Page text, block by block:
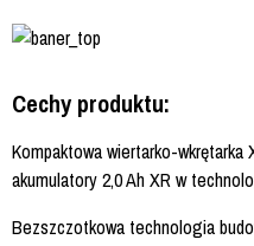
Cechy produktu:
Kompaktowa wiertarko-wkrętarka
akumulatory 2,0 Ah XR w
Bezszczotkowa technologia